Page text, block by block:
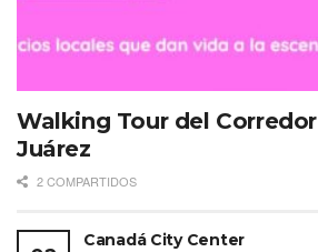
Walking Tour del Corredor
Juárez
2 COMPARTIDOS
Canadá City Center